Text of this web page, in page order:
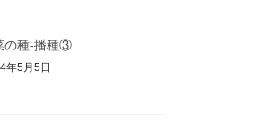
の種‐播種③
年5月5日